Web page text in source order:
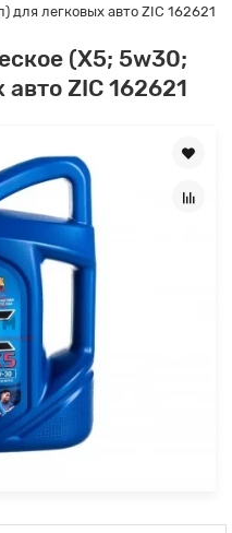
для легковых авто ZIC 162621
(X5; 5w30;
ZIC 162621